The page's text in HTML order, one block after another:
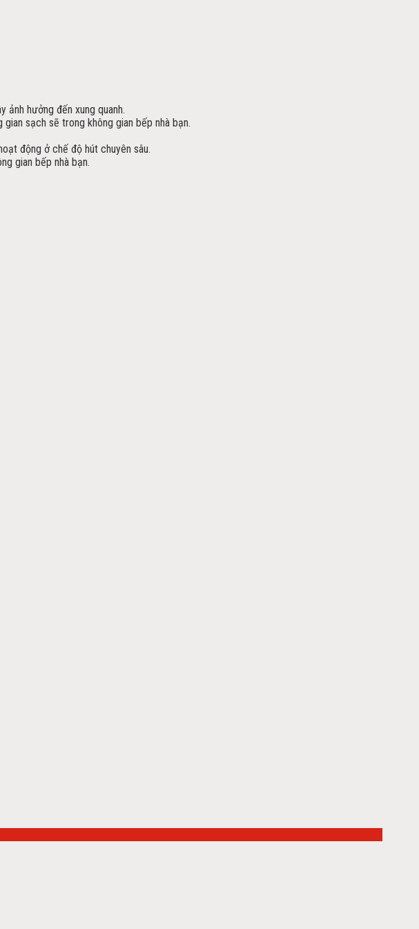
ảnh hưởng đến xung quanh.
sạch sẽ trong không gian bếp nhà bạn.
động ở chế độ hút chuyên sâu.
gian bếp nhà bạn.